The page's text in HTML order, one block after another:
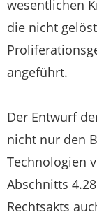
wesentlichen
die nicht
angeführt.
Der Entwurf
nicht nur den
Technologien
Abschnitts
Rechtsakts